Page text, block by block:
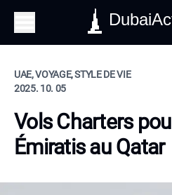
UAE, VOYAGE, STYLE DE VIE
2025. 10. 05
Vols Charters
Émiratis au Qatar